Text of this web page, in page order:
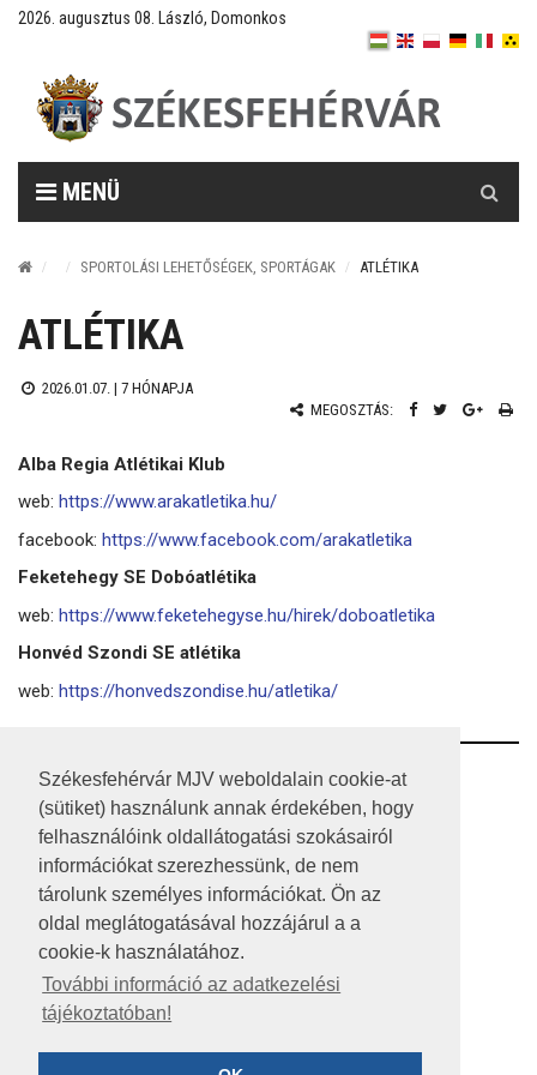
Székesfehérvár MJV weboldalain cookie-at
(sütiket) használunk annak érdekében, hogy
felhasználóink oldallátogatási szokásairól
információkat szerezhessünk, de nem
tárolunk személyes információkat. Ön az
oldal meglátogatásával hozzájárul a a
cookie-k használatához.
További információ az adatkezelési
tájékoztatóban!
2026. augusztus 08. László, Domonkos
MENÜ
SPORTOLÁSI LEHETŐSÉGEK, SPORTÁGAK ATLÉTIKA
ATLÉTIKA
2026.01.07. | 7 HÓNAPJA
MEGOSZTÁS:
Alba Regia Atlétikai Klub
web: https://www.arakatletika.hu/
facebook: https://www.facebook.com/arakatletika
Feketehegy SE Dobóatlétika
web: https://www.feketehegyse.hu/hirek/doboatletika
Honvéd Szondi SE atlétika
web: https://honvedszondise.hu/atletika/
RSS
A HONLAP 2017.03.31-I ÁLLAPOTA
JOGI NYILATKOZAT
IMPRESSZUM
KÖZÉRDEKŰ ADATOK